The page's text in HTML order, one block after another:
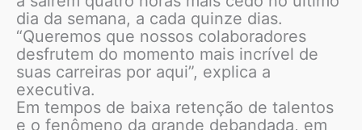
dia da semana, a cada quinze dias.
“Queremos que nossos colaboradores
desfrutem do momento mais incrível de
suas carreiras por aqui”, explica a
executiva.
Em tempos de baixa retenção de talentos
e o fenômeno da grande debandada, em